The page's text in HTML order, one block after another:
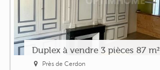
Duplex à vendre 3 pièces 87 m²
Près de Cerdon